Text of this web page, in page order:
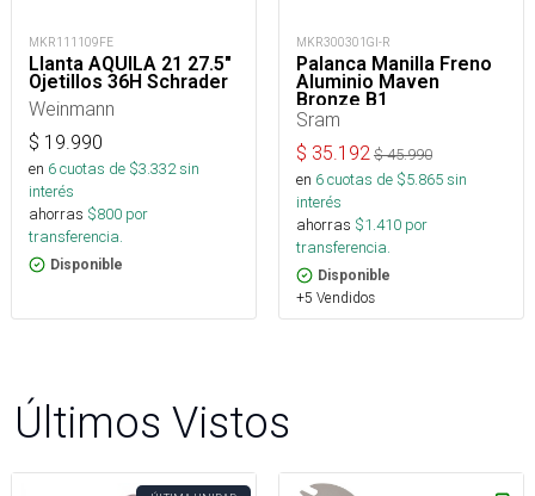
MKR111109FE
Llanta AQUILA 21 27.5"
Ojetillos 36H Schrader
Weinmann
$ 19.990
en 6cuotas de $3.332sin
interés
ahorras $800 por
transferencia.
Disponible
MKR300301GI-R
Palanca Manilla Freno
Aluminio Maven
Bronze B1
Sram
$ 35.192 $45.990
en 6cuotas de $5.865sin
interés
ahorras $1.410 por
transferencia.
Disponible
+5 Vendidos
Últimos Vistos